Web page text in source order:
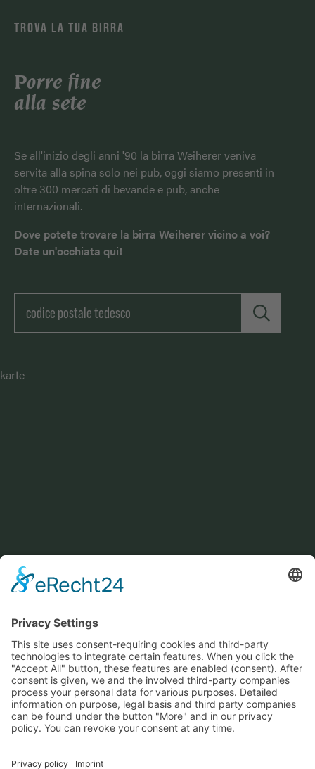
TROVA LA TUA BIRRA
Porre fine
alla sete
Se all'inizio degli anni '90 la birra Weiherer veniva
servita alla spina solo nei pub, oggi siamo presenti in
oltre 300 mercati di bevande e pub, anche
internazionali.
Dove potete trovare la birra Weiherer vicino a voi?
Date un'occhiata qui!
karte